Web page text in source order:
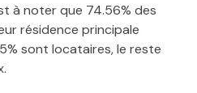
à noter que 74.56% des
résidence principale
sont locataires, le reste